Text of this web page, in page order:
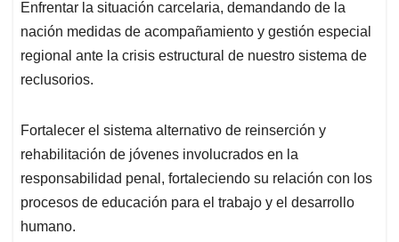
Enfrentar la situación carcelaria, demandando de la
nación medidas de acompañamiento y gestión especial
regional ante la crisis estructural de nuestro sistema de
reclusorios.
Fortalecer el sistema alternativo de reinserción y
rehabilitación de jóvenes involucrados en la
responsabilidad penal, fortaleciendo su relación con los
procesos de educación para el trabajo y el desarrollo
humano.